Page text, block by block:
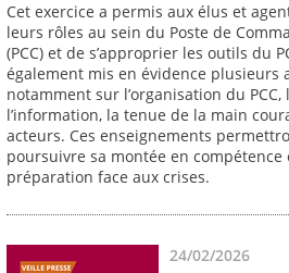
Cet exercice a permis aux élus et
leurs rôles au sein du Poste de
(PCC) et de s’approprier les outils du
également mis en évidence plusieurs
notamment sur l’organisation du
l’information, la tenue de la main
acteurs. Ces enseignements
poursuivre sa montée en
préparation face aux crises.
24/02/2026